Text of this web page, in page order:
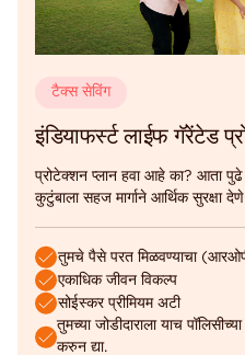
इंडियाफर्स्ट लाईफ गॅरेंटेड
टैक्स सेविंग
प्रोटेक्शन प्लान हवा आहे का? आता पुढे
कुटुंबाला सहज मार्गाने आर्थिक सुरक्षा
तुमचे पैसे परत मिळवण्याचा
एकाधिक जीवन विकल्प
सोईस्कर प्रीमियम अटी
तुमच्या जोडीदाराला याच
करुन द्या.